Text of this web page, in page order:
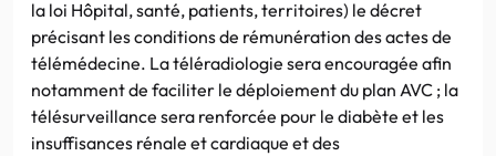
la loi Hôpital, santé, patients, territoires) le décret
précisant les conditions de rémunération des actes de
télémédecine. La téléradiologie sera encouragée afin
notamment de faciliter le déploiement du plan AVC ; la
télésurveillance sera renforcée pour le diabète et les
insuffisances rénale et cardiaque et des